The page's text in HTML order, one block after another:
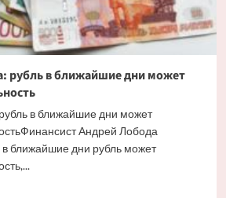
рубль в ближайшие дни может
в ближайшие дни может
Андрей Лобода
в ближайшие дни рубль может